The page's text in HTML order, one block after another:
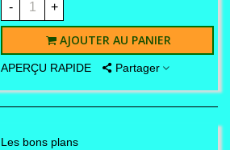
- +
AJOUTER AU PANIER
APERÇU RAPIDE Partager
Les bons plans